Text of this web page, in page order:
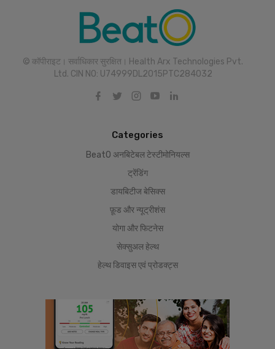
© कॉपीराइट। सर्वाधिकार सुरक्षित। Health Arx Technologies Pvt.
Ltd. CIN NO: U74999DL2015PTC284032
Categories
BeatO अनबिटेबल टेस्टीमोनियल्स
ट्रेंडिंग
डायबिटीज बेसिक्स
फ़ूड और न्यूट्रीशंस
योगा और फिटनेस
सेक्सुअल हेल्थ
हेल्थ डिवाइस एवं प्रोडक्ट्स